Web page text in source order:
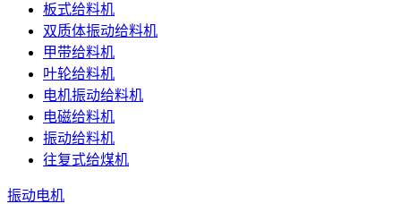
板式给料机
双质体振动给料机
甲带给料机
叶轮给料机
电机振动给料机
电磁给料机
振动给料机
往复式给煤机
振动电机